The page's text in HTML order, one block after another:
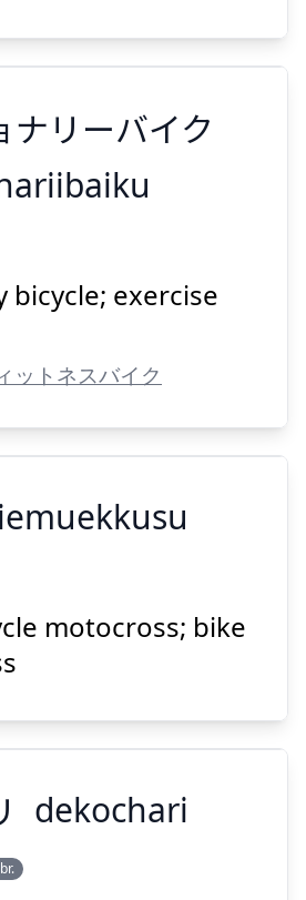
Show answer
ナリーバイク
Show answer
ナリーバイク
bicycle; exercise
ットネスバイク
Ｘ
motocross; bike
dekochari